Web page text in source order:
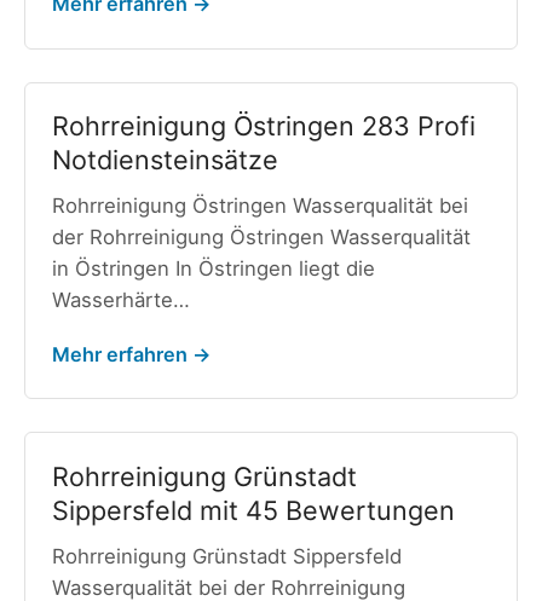
Rohrreinigung Östringen 283 Profi
Notdiensteinsätze
Rohrreinigung Östringen Wasserqualität bei
der Rohrreinigung Östringen Wasserqualität
in Östringen In Östringen liegt die
Wasserhärte…
Mehr erfahren →
Rohrreinigung Grünstadt
Sippersfeld mit 45 Bewertungen
Rohrreinigung Grünstadt Sippersfeld
Wasserqualität bei der Rohrreinigung